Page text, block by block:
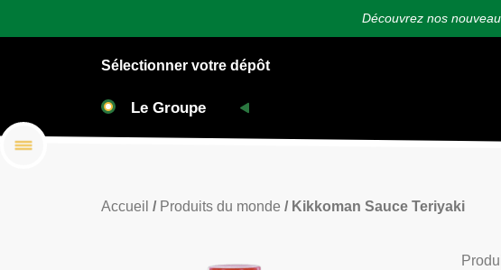
Découvrez nos
Sélectionner votre dépôt
Accueil / Produits du monde / Kikkoman Sauce Teriyaki